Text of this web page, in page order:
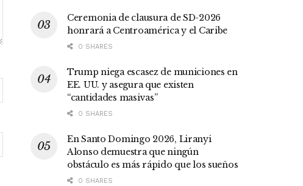
Ceremonia de clausura de SD-2026
honrará a Centroamérica y el Caribe
0 SHARES
Trump niega escasez de municiones en
EE. UU. y asegura que existen
“cantidades masivas”
0 SHARES
En Santo Domingo 2026, Liranyi
Alonso demuestra que ningún
obstáculo es más rápido que los sueños
0 SHARES